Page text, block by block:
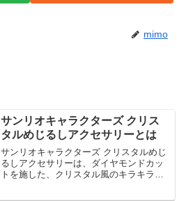
mimo
サンリオキャラクターズ クリス
タルめじるしアクセサリーとは
サンリオキャラクターズ クリスタルめじ
るしアクセサリーは、ダイヤモンドカッ
トを施した、クリスタル風のキラキラデ